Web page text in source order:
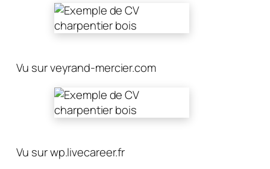
Vu sur veyrand-mercier.com
Vu sur wp.livecareer.fr